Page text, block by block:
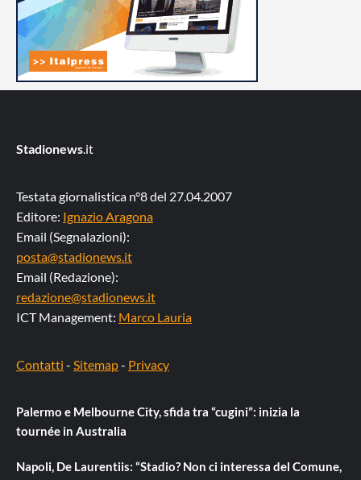
Stadionews.it
Testata giornalistica n°8 del 27.04.2007
Editore: Ignazio Aragona
Email (Segnalazioni):
posta@stadionews.it
Email (Redazione):
redazione@stadionews.it
ICT Management: Marco Lauria
Contatti - Sitemap- Privacy
Palermo e Melbourne City, sfida tra “cugini”: inizia la
tournée in Australia
Napoli, De Laurentiis: “Stadio? Non ci interessa del Comune,